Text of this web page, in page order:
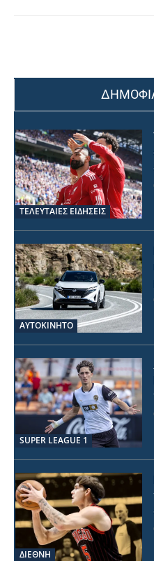
ΤΕΛΕΥΤΑΙΕΣ ΕΙΔΗΣΕΙΣ
ΑΥΤΟΚΙΝΗΤΟ
SUPER LEAGUE 1
ΔΙΕΘΝΗ